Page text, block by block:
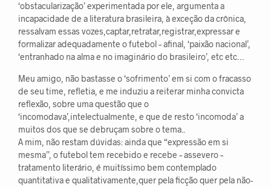
‘obstacularização’ experimentada por ele, argumenta a
incapacidade de a literatura brasileira, à exceção da crônica,
ressalvam essas vozes,captar,retratar,registrar,expressar e
formalizar adequadamente o futebol – afinal, ‘paixão nacional’,
‘entranhado na alma e no imaginário do brasileiro’, etc etc…
Meu amigo, não bastasse o ‘sofrimento’ em si com o fracasso
de seu time, refletia, e me induziu a reiterar minha convicta
reflexão, sobre uma questão que o
‘incomodava’,intelectualmente, e que de resto ‘incomoda’ a
muitos dos que se debruçam sobre o tema..
A mim, não restam dúvidas: ainda que “expressão em si
mesma”, o futebol tem recebido e recebe – assevero –
tratamento literário, é muitíssimo bem contemplado
quantitativa e qualitativamente,quer pela ficção quer pela não-